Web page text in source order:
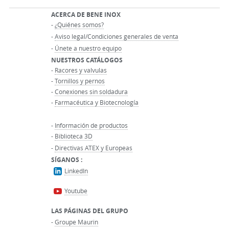
ACERCA DE BENE INOX
-¿Quiénes somos?
-Aviso legal/Condiciones generales de venta
- Únete a nuestro equipo
NUESTROS CATÁLOGOS
- Racores y valvulas
-Tornillos y pernos
-Conexiones sin soldadura
- Farmacéutica y Biotecnología
- Información de productos
- Biblioteca 3D
- Directivas ATEX y Europeas
SÍGANOS :
LinkedIn
Youtube
LAS PÁGINAS DEL GRUPO
-Groupe Maurin